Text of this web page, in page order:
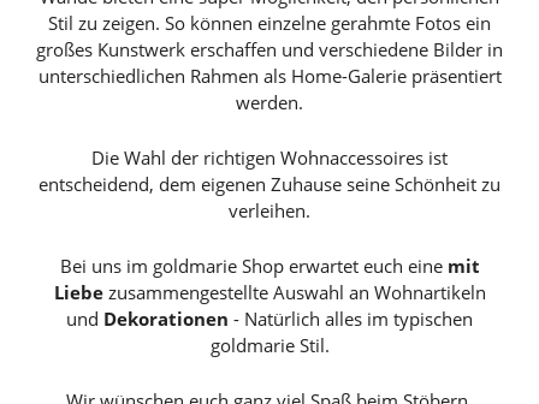
Stil zu zeigen. So können einzelne gerahmte Fotos ein
großes Kunstwerk erschaffen und verschiedene Bilder in
unterschiedlichen Rahmen als Home-Galerie präsentiert
werden.
Die Wahl der richtigen Wohnaccessoires ist
entscheidend, dem eigenen Zuhause seine Schönheit zu
verleihen.
Bei uns im goldmarie Shop erwartet euch eine mit
Liebezusammengestellte Auswahl an Wohnartikeln
und Dekorationen - Natürlich alles im typischen
goldmarie Stil.